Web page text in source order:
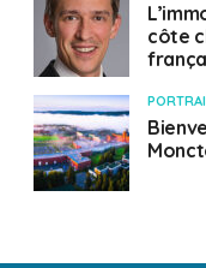
côte